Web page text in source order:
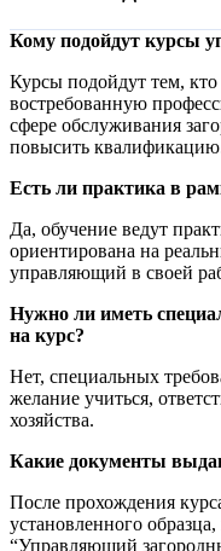
Кому подойдут курсы
Курсы подойдут тем,
востребованную
сфере обслуживания
повысить
Есть ли практика в
Да, обучение ведут
ориентирована на
управляющий в своей
Нужно ли иметь
на курс?
Нет, специальных
желание учиться,
хозяйства.
Какие документы
После прохождения
установленного
“Управляющий